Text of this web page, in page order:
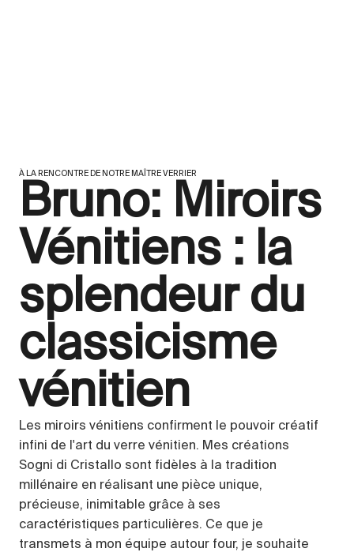
À LA RENCONTRE DE NOTRE MAÎTRE VERRIER
Bruno: Miroirs
Vénitiens : la
splendeur du
classicisme
vénitien
Les miroirs vénitiens confirment le pouvoir créatif
infini de l'art du verre vénitien. Mes créations
Sogni di Cristallo sont fidèles à la tradition
millénaire en réalisant une pièce unique,
précieuse, inimitable grâce à ses
caractéristiques particulières. Ce que je
transmets à mon équipe autour four, je souhaite